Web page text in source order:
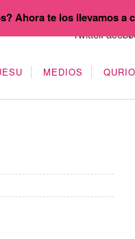
MEDIOS
Ahora te los llevamos a